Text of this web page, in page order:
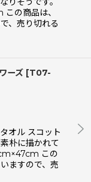
の商品は、
、売り切れる
ーズ [T07-
オル スコット
朴に描かれて
この
ますので、売